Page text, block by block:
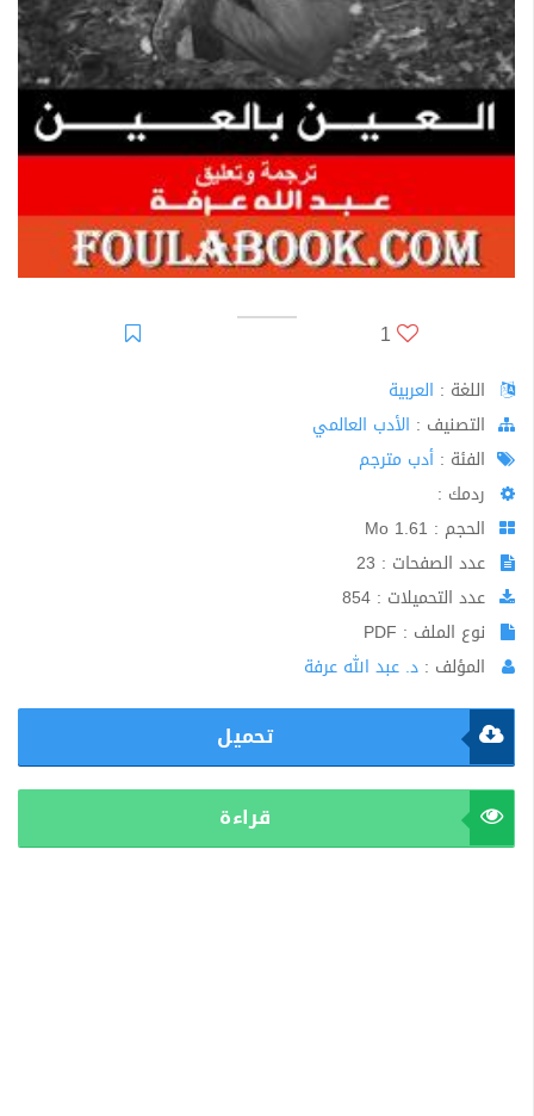
1
اللغة : العربية
اﻟﺘﺼﻨﻴﻒ : الأدب العالمي
الفئة : أدب مترجم
ردمك :
الحجم : 1.61 Mo
عدد الصفحات : 23
عدد التحميلات : 854
نوع الملف : PDF
المؤلف : د. عبد الله عرفة
تحميل
قراءة